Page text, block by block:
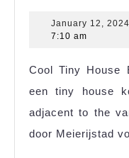
January 12, 2024
7:10 am
Cool Tiny House
een tiny house
adjacent to the
door Meierijstad